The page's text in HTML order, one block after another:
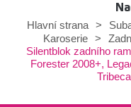
Hlavní strana
>
Karoserie
>
Silentblok zadního
Forester 2008+,